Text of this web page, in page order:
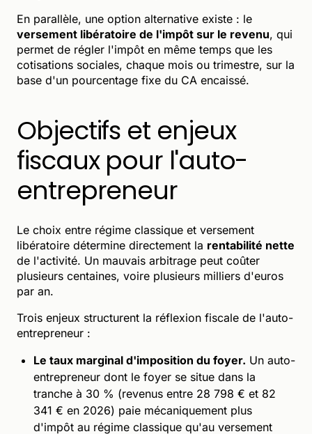
En parallèle, une option alternative existe : le
versement libératoire de l'impôt sur le revenu, qui
permet de régler l'impôt en même temps que les
cotisations sociales, chaque mois ou trimestre, sur la
base d'un pourcentage fixe du CA encaissé.
Objectifs et enjeux
fiscaux pour l'auto-
entrepreneur
Le choix entre régime classique et versement
libératoire détermine directement la rentabilité nette
de l'activité. Un mauvais arbitrage peut coûter
plusieurs centaines, voire plusieurs milliers d'euros
par an.
Trois enjeux structurent la réflexion fiscale de l'auto-
entrepreneur :
Le taux marginal d'imposition du foyer. Un auto-
entrepreneur dont le foyer se situe dans la
tranche à 30 % (revenus entre 28 798 € et 82
341 € en 2026) paie mécaniquement plus
d'impôt au régime classique qu'au versement